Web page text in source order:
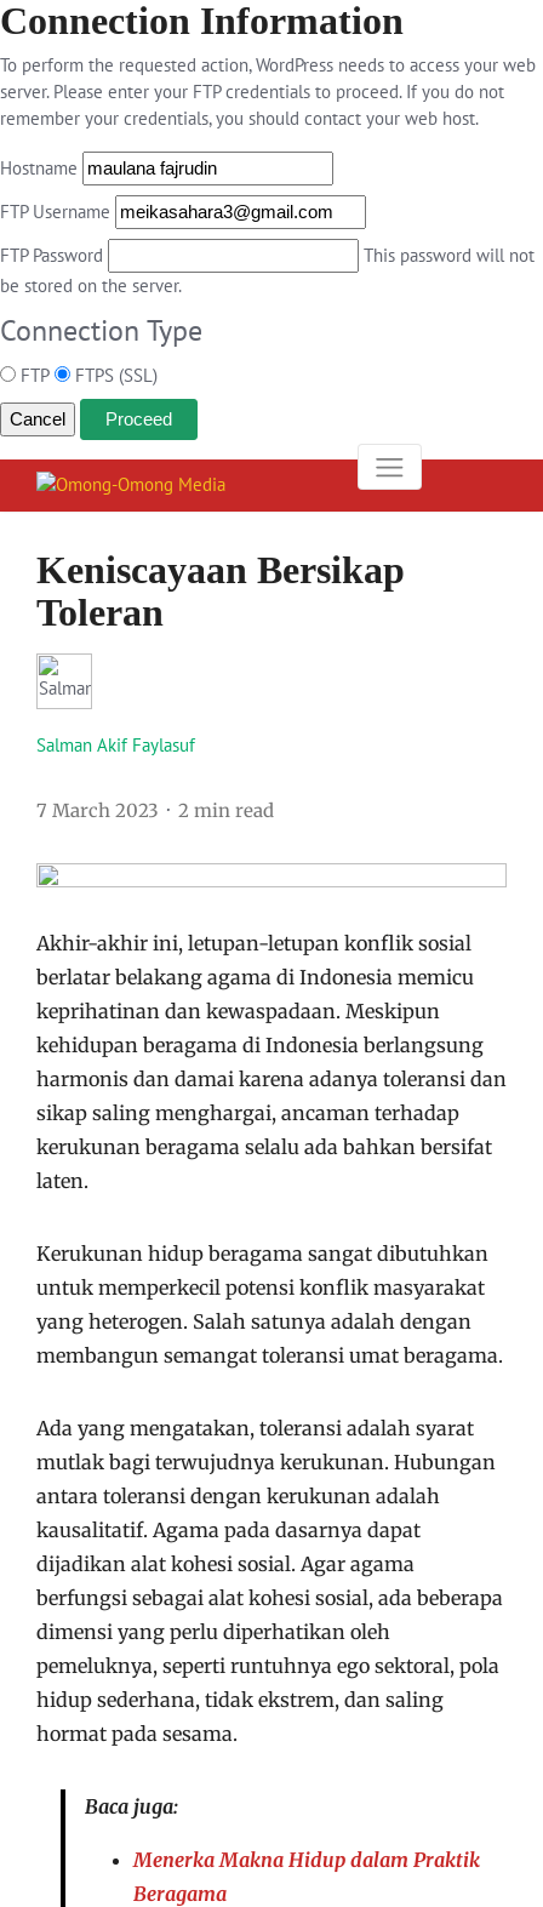
Connection Information
To perform the requested action, WordPress needs to access your web
server. Please enter your FTP credentials to proceed. If you do not
remember your credentials, you should contact your web host.
Hostname
FTP Username
FTP Password
This password will not
be stored on the server.
Connection Type
FTP FTPS (SSL)
Cancel
Keniscayaan Bersikap
Toleran
Salman Akif Faylasuf
7 March 2023 2 min read
Akhir-akhir ini, letupan-letupan konflik sosial
berlatar belakang agama di Indonesia memicu
keprihatinan dan kewaspadaan. Meskipun
kehidupan beragama di Indonesia berlangsung
harmonis dan damai karena adanya toleransi dan
sikap saling menghargai, ancaman terhadap
kerukunan beragama selalu ada bahkan bersifat
laten.
Kerukunan hidup beragama sangat dibutuhkan
untuk memperkecil potensi konflik masyarakat
yang heterogen. Salah satunya adalah dengan
membangun semangat toleransi umat beragama.
Ada yang mengatakan, toleransi adalah syarat
mutlak bagi terwujudnya kerukunan. Hubungan
antara toleransi dengan kerukunan adalah
kausalitatif. Agama pada dasarnya dapat
dijadikan alat kohesi sosial. Agar agama
berfungsi sebagai alat kohesi sosial, ada beberapa
dimensi yang perlu diperhatikan oleh
pemeluknya, seperti runtuhnya ego sektoral, pola
hidup sederhana, tidak ekstrem, dan saling
hormat pada sesama.
Baca juga:
Menerka Makna Hidup dalam Praktik
Beragama